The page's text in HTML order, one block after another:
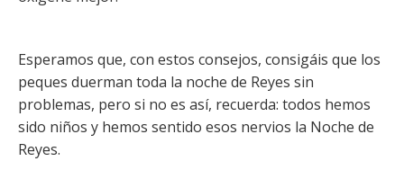
Esperamos que, con estos consejos, consigáis que los
peques duerman toda la noche de Reyes sin
problemas, pero si no es así, recuerda: todos hemos
sido niños y hemos sentido esos nervios la Noche de
Reyes.